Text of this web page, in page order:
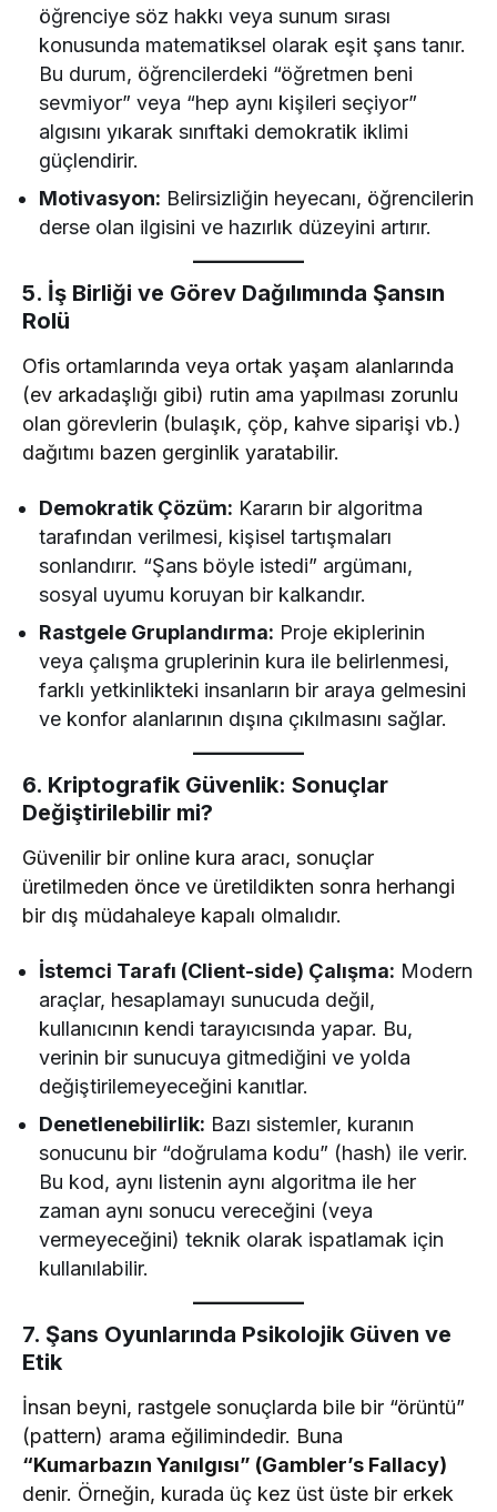
öğrenciye söz hakkı veya sunum sırası
konusunda matematiksel olarak eşit şans tanır.
Bu durum, öğrencilerdeki “öğretmen beni
sevmiyor” veya “hep aynı kişileri seçiyor”
algısını yıkarak sınıftaki demokratik iklimi
güçlendirir.
Motivasyon: Belirsizliğin heyecanı, öğrencilerin
derse olan ilgisini ve hazırlık düzeyini artırır.
5. İş Birliği ve Görev Dağılımında Şansın
Rolü
Ofis ortamlarında veya ortak yaşam alanlarında
(ev arkadaşlığı gibi) rutin ama yapılması zorunlu
olan görevlerin (bulaşık, çöp, kahve siparişi vb.)
dağıtımı bazen gerginlik yaratabilir.
Demokratik Çözüm: Kararın bir algoritma
tarafından verilmesi, kişisel tartışmaları
sonlandırır. “Şans böyle istedi” argümanı,
sosyal uyumu koruyan bir kalkandır.
Rastgele Gruplandırma: Proje ekiplerinin
veya çalışma gruplerinin kura ile belirlenmesi,
farklı yetkinlikteki insanların bir araya gelmesini
ve konfor alanlarının dışına çıkılmasını sağlar.
6. Kriptografik Güvenlik: Sonuçlar
Değiştirilebilir mi?
Güvenilir bir online kura aracı, sonuçlar
üretilmeden önce ve üretildikten sonra herhangi
bir dış müdahaleye kapalı olmalıdır.
İstemci Tarafı (Client-side) Çalışma: Modern
araçlar, hesaplamayı sunucuda değil,
kullanıcının kendi tarayıcısında yapar. Bu,
verinin bir sunucuya gitmediğini ve yolda
değiştirilemeyeceğini kanıtlar.
Denetlenebilirlik: Bazı sistemler, kuranın
sonucunu bir “doğrulama kodu” (hash) ile verir.
Bu kod, aynı listenin aynı algoritma ile her
zaman aynı sonucu vereceğini (veya
vermeyeceğini) teknik olarak ispatlamak için
kullanılabilir.
7. Şans Oyunlarında Psikolojik Güven ve
Etik
İnsan beyni, rastgele sonuçlarda bile bir “örüntü”
(pattern) arama eğilimindedir. Buna
“Kumarbazın Yanılgısı” (Gambler’s Fallacy)
denir. Örneğin, kurada üç kez üst üste bir erkek